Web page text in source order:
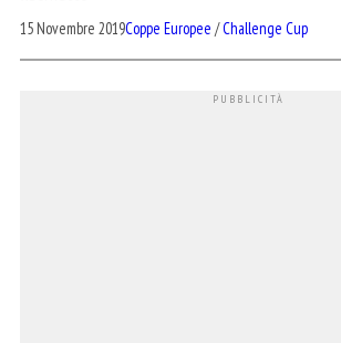
15 Novembre 2019Coppe Europee /Challenge Cup